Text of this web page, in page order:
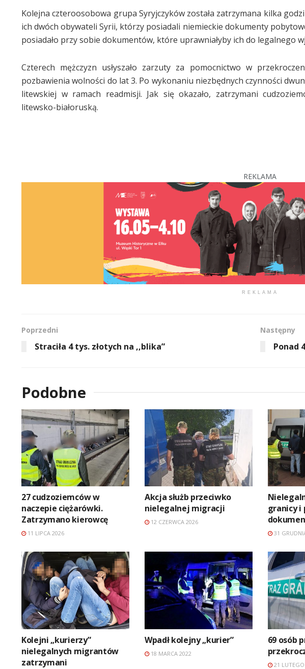
Kolejna czteroosobowa grupa Syryjczyków została zatrzymana kilka
ich dwóch obywateli Syrii, którzy posiadali niemieckie dokumenty
posiadało przy sobie dokumentów, które uprawniałyby ich do legalnego
Czterech mężczyzn usłyszało zarzuty za pomocnictwo w
pozbawienia wolności do lat 3. Po wykonaniu niezbędnych czynności
litewskiej w ramach readmisji. Jak się okazało, zatrzymani
litewsko-białoruską.
REKLAMA
REKLAMA
Poprzedni
Straciła 4 tys. złotych na ,,blika”
Następny
Ponad
Podobne
27 cudzoziemców w
naczepie ciężarówki.
Zatrzymano kierowcę
11 LIPCA 2026
Akcja służb przeciwko
nielegalnej migracji
12 CZERWCA 2026
granicy i
31
Kolejni „kurierzy”
nielegalnych migrantów
zatrzymani
Wpadł kolejny „kurier”
18 MARCA 2022
69 osób
21 LUTEGO